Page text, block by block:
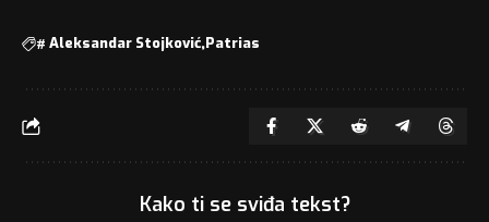
# Aleksandar Stojković Patrias
Kako ti se sviđa tekst?